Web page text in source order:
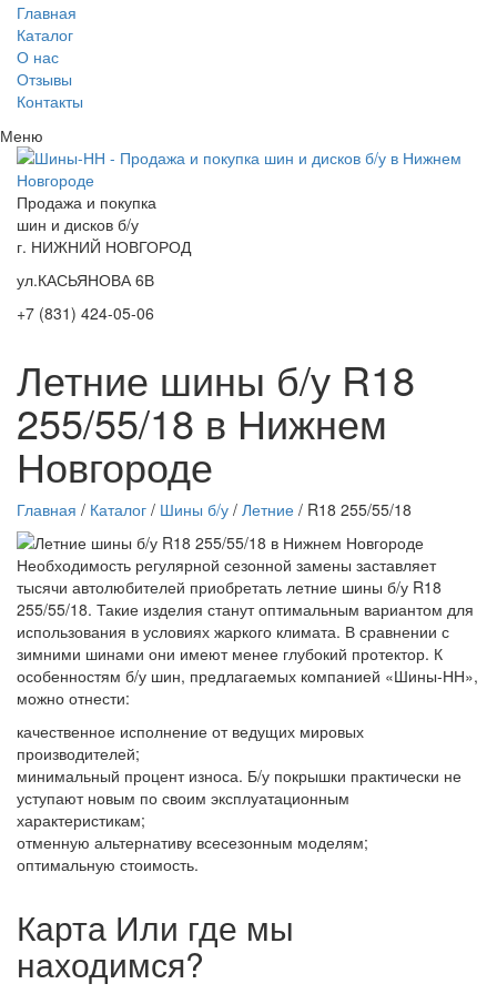
Главная
Каталог
О нас
Отзывы
Контакты
Меню
Продажа и покупка
шин и дисков б/у
г. НИЖНИЙ НОВГОРОД
ул.КАСЬЯНОВА 6В
+7 (831) 424-05-06
Летние шины б/у R18
255/55/18 в Нижнем
Новгороде
Главная / Каталог / Шины б/у / Летние / R18 255/55/18
Необходимость регулярной сезонной замены заставляет
тысячи автолюбителей приобретать летние шины б/у R18
255/55/18. Такие изделия станут оптимальным вариантом для
использования в условиях жаркого климата. В сравнении с
зимними шинами они имеют менее глубокий протектор. К
особенностям б/у шин, предлагаемых компанией «Шины-НН»,
можно отнести:
качественное исполнение от ведущих мировых
производителей;
минимальный процент износа. Б/у покрышки практически не
уступают новым по своим эксплуатационным
характеристикам;
отменную альтернативу всесезонным моделям;
оптимальную стоимость.
Карта Или где мы
находимся?